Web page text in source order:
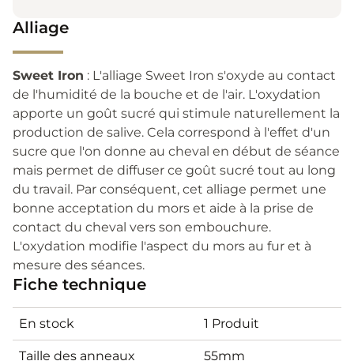
Alliage
Sweet Iron : L'alliage Sweet Iron s'oxyde au contact
de l'humidité de la bouche et de l'air. L'oxydation
apporte un goût sucré qui stimule naturellement la
production de salive. Cela correspond à l'effet d'un
sucre que l'on donne au cheval en début de séance
mais permet de diffuser ce goût sucré tout au long
du travail. Par conséquent, cet alliage permet une
bonne acceptation du mors et aide à la prise de
contact du cheval vers son embouchure.
L'oxydation modifie l'aspect du mors au fur et à
mesure des séances.
Fiche technique
En stock 1 Produit
Taille des anneaux 55mm